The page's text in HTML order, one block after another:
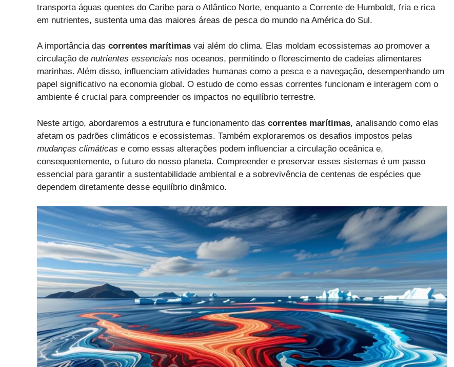
transporta águas quentes do Caribe para o Atlântico Norte, enquanto a Corrente de Humboldt, fria e rica
em nutrientes, sustenta uma das maiores áreas de pesca do mundo na América do Sul.
A importância das correntes marítimas vai além do clima. Elas moldam ecossistemas ao promover a
circulação de nutrientes essenciais nos oceanos, permitindo o florescimento de cadeias alimentares
marinhas. Além disso, influenciam atividades humanas como a pesca e a navegação, desempenhando um
papel significativo na economia global. O estudo de como essas correntes funcionam e interagem com o
ambiente é crucial para compreender os impactos no equilíbrio terrestre.
Neste artigo, abordaremos a estrutura e funcionamento das correntes marítimas, analisando como elas
afetam os padrões climáticos e ecossistemas. Também exploraremos os desafios impostos pelas
mudanças climáticas e como essas alterações podem influenciar a circulação oceânica e,
consequentemente, o futuro do nosso planeta. Compreender e preservar esses sistemas é um passo
essencial para garantir a sustentabilidade ambiental e a sobrevivência de centenas de espécies que
dependem diretamente desse equilíbrio dinâmico.